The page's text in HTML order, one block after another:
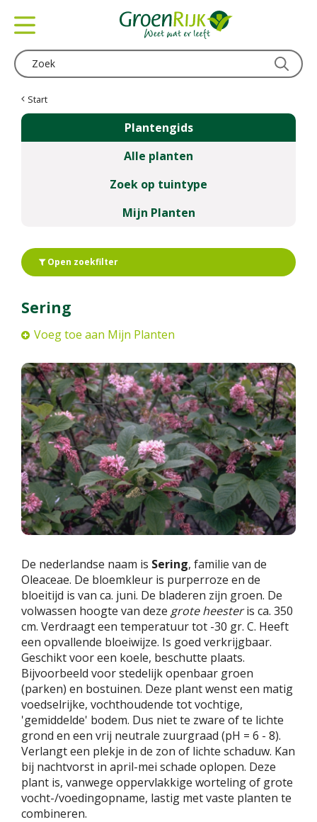
Start
Plantengids
Alle planten
Zoek op tuintype
Mijn Planten
Open zoekfilter
Sering
Voeg toe aan Mijn Planten
De nederlandse naam is Sering, familie van de
Oleaceae. De bloemkleur is purperroze en de
bloeitijd is van ca. juni. De bladeren zijn groen. De
volwassen hoogte van deze grote heesteris ca. 350
cm. Verdraagt een temperatuur tot -30 gr. C. Heeft
een opvallende bloeiwijze. Is goed verkrijgbaar.
Geschikt voor een koele, beschutte plaats.
Bijvoorbeeld voor stedelijk openbaar groen
(parken) en bostuinen. Deze plant wenst een matig
voedselrijke, vochthoudende tot vochtige,
'gemiddelde' bodem. Dus niet te zware of te lichte
grond en een vrij neutrale zuurgraad (pH = 6 - 8).
Verlangt een plekje in de zon of lichte schaduw. Kan
bij nachtvorst in april-mei schade oplopen. Deze
plant is, vanwege oppervlakkige worteling of grote
vocht-/voedingopname, lastig met vaste planten te
combineren.